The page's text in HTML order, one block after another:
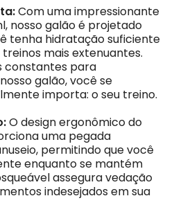
Com uma impressionante
nosso galão é projetado
tenha hidratação suficiente
mais extenuantes.
constantes para
galão, você se
importa: o seu treino.
O design ergonômico do
uma pegada
permitindo que você
enquanto se mantém
assegura vedação
indesejados em sua